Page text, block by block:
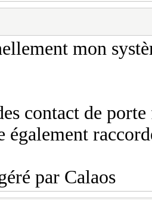
mon
contact de
également
par Calaos